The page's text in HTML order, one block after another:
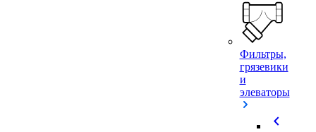
Фильтры,
грязевики
и
элеваторы
chevron_left